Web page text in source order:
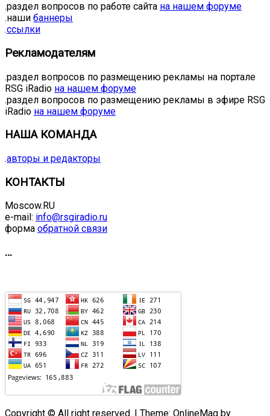
.раздел вопросов по работе сайта на нашем форуме
.наши баннеры
.ссылки
Рекламодателям
.раздел вопросов по размещению рекламы на портале
RSG iRadio на нашем форуме
.раздел вопросов по размещению рекламы в эфире RSG
iRadio на нашем форуме
НАША КОМАНДА
.авторы и редакторы
КОНТАКТЫ
Moscow.RU
e-mail: info@rsgiradio.ru
форма обратной связи
…
Copyright © All right reserved. | Theme: OnlineMag by